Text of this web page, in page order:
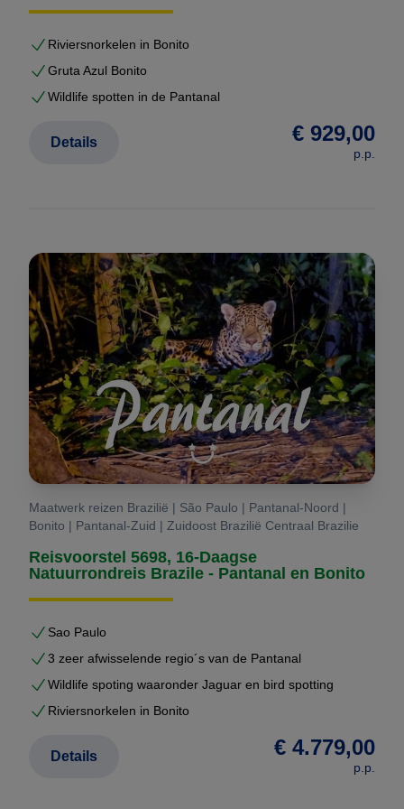
opgevangen en begeleid. Transfers, excursies en
hotels zijn vooraf afgestemd. Via ons lokale netwerk is
er altijd ondersteuning beschikbaar.
inmiddels verankerd in een professioneel netwerk van
lokale partners, vaste lodges, gidsen en logistieke
specialisten.
Brazilië is voor ons geen product.
Het is een land dat wij dagelijks opereren.
Vraag uw maatwerkreis aan
Wilt u een rondreis Brazilië die écht bij u past?
Vraag dan uw persoonlijke reisvoorstel aan. U
ontvangt een complete route met prijzen, hotels en
logistiek — volledig vrijblijvend.
Riviersnorkelen in Bonito
Gruta Azul Bonito
Wildlife spotten in de Pantanal
€ 929,00
p.p.
Details
Maatwerk reizen Brazilië | São Paulo | Pantanal-Noord |
Bonito | Pantanal-Zuid | Zuidoost Brazilië Centraal Brazilie
Reisvoorstel 5698, 16-Daagse
Natuurrondreis Brazile - Pantanal en Bonito
Sao Paulo
3 zeer afwisselende regio´s van de Pantanal
Wildlife spoting waaronder Jaguar en bird spotting
Riviersnorkelen in Bonito
€ 4.779,00
p.p.
Details